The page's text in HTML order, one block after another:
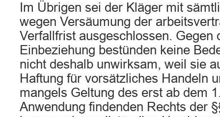
Im Übrigen sei der Kläger mit
wegen Versäumung der
Verfallfrist ausgeschlossen. Gegen
Einbeziehung bestünden keine
nicht deshalb unwirksam, weil sie
Haftung für vorsätzliches Handeln
mangels Geltung des erst ab dem
Anwendung findenden Rechts